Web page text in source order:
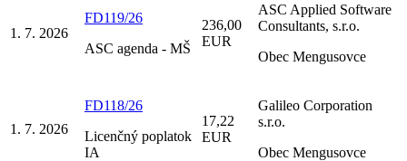
1. 7. 2026
FD119/26
ASC agenda - MŠ
236,00
EUR
ASC Applied Software
Consultants, s.r.o.
Obec Mengusovce
1. 7. 2026
FD118/26
Licenčný poplatok
IA
17,22
EUR
Galileo Corporation
s.r.o.
Obec Mengusovce